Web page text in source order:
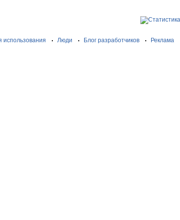
использования Люди Блог разработчиков
Реклама